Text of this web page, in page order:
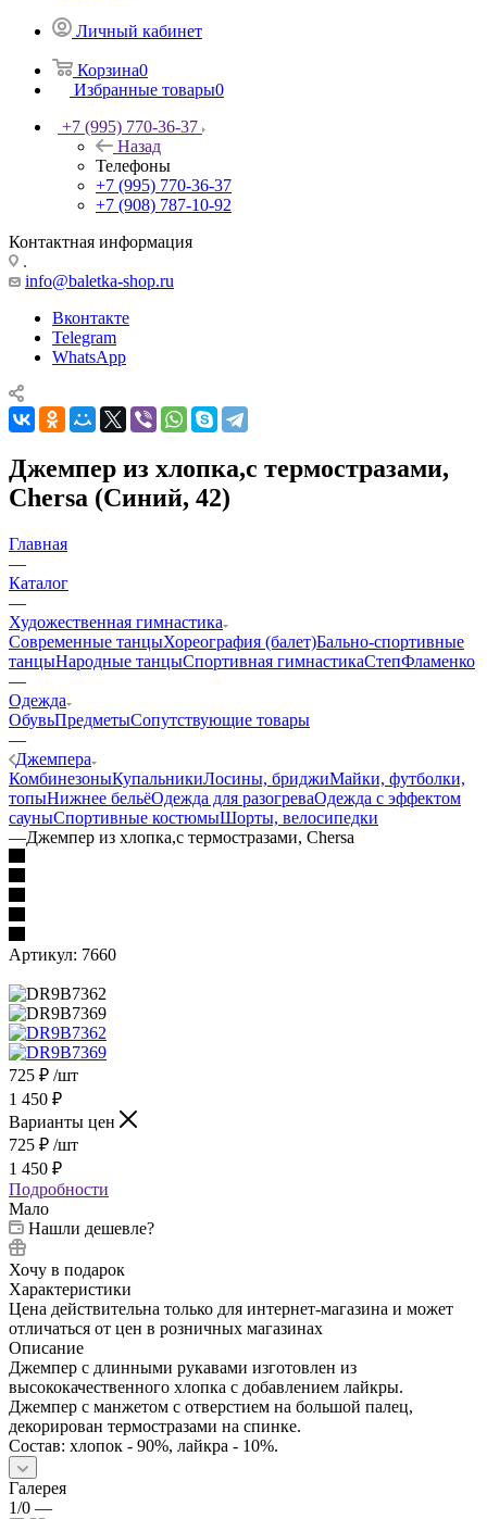
Личный кабинет
Корзина0
Избранные товары0
+7 (995) 770-36-37
Назад
Телефоны
+7 (995) 770-36-37
+7 (908) 787-10-92
Контактная информация
.
info@baletka-shop.ru
Вконтакте
Telegram
WhatsApp
Джемпер из хлопка,с термостразами,
Chersa (Синий, 42)
Главная
—
Каталог
—
Художественная гимнастика
Современные танцыХореография (балет)Бально-спортивные
танцыНародные танцыСпортивная гимнастикаСтепФламенко
—
Одежда
ОбувьПредметыСопутствующие товары
—
Джемпера
КомбинезоныКупальникиЛосины, бриджиМайки, футболки,
топыНижнее бельёОдежда для разогреваОдежда с эффектом
сауныСпортивные костюмыШорты, велосипедки
—Джемпер из хлопка,с термостразами, Chersa
Артикул: 7660
725 ₽ /шт
1 450 ₽
Варианты цен
725 ₽ /шт
1 450 ₽
Подробности
Мало
Нашли дешевле?
Хочу в подарок
Характеристики
Цена действительна только для интернет-магазина и может
отличаться от цен в розничных магазинах
Описание
Джемпер с длинными рукавами изготовлен из
высококачественного хлопка с добавлением лайкры.
Джемпер с манжетом с отверстием на большой палец,
декорирован термостразами на спинке.
Состав: хлопок - 90%, лайкра - 10%.
Галерея
1/0 —